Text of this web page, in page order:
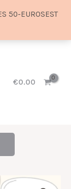
50-EUROSEST
€0.00